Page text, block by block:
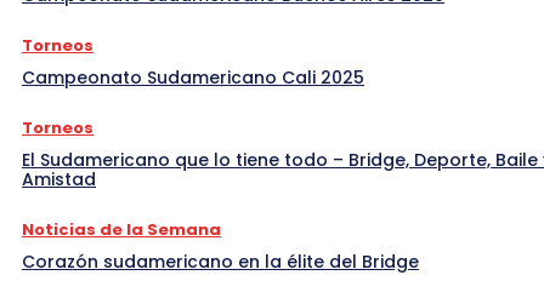
Torneos
Campeonato Sudamericano Cali 2025
Torneos
El Sudamericano que lo tiene todo – Bridge, Deporte, Baile
Amistad
Noticias de la Semana
Corazón sudamericano en la élite del Bridge